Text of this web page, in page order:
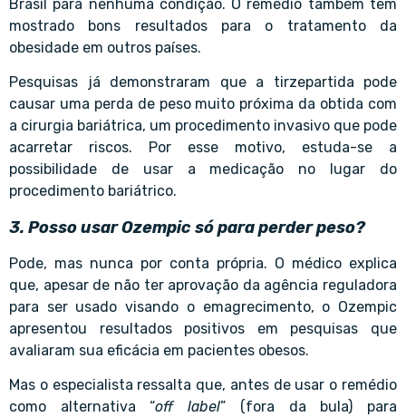
Brasil para nenhuma condição. O remédio também tem
mostrado bons resultados para o tratamento da
obesidade em outros países.
Pesquisas já demonstraram que a tirzepartida pode
causar uma perda de peso muito próxima da obtida com
a cirurgia bariátrica, um procedimento invasivo que pode
acarretar riscos. Por esse motivo, estuda-se a
possibilidade de usar a medicação no lugar do
procedimento bariátrico.
3. Posso usar Ozempic só para perder peso?
Pode, mas nunca por conta própria. O médico explica
que, apesar de não ter aprovação da agência reguladora
para ser usado visando o emagrecimento, o Ozempic
apresentou resultados positivos em pesquisas que
avaliaram sua eficácia em pacientes obesos.
Mas o especialista ressalta que, antes de usar o remédio
como alternativa “off label” (fora da bula) para